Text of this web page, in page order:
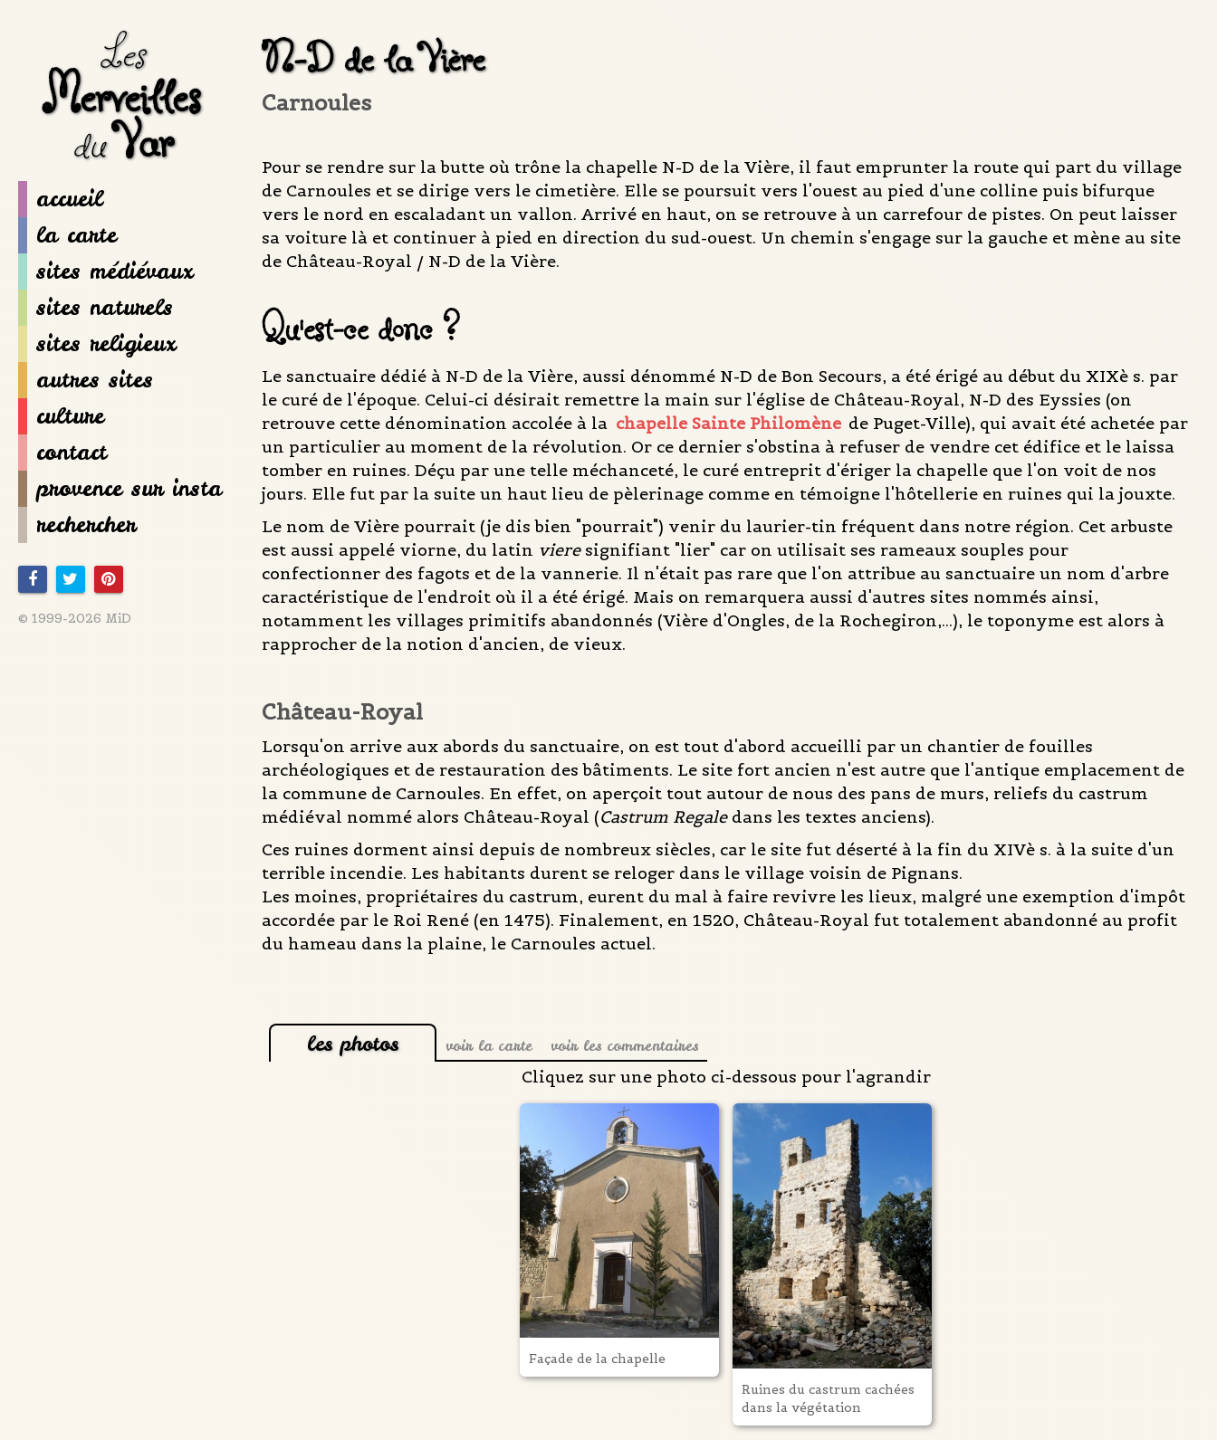
Les
Merveilles
duVar
accueil
la carte
sites médiévaux
sites naturels
sites religieux
autres sites
culture
contact
provence sur insta
rechercher
© 1999-2026 MiD
N-D de la Vière
Carnoules
Pour se rendre sur la butte où trône la chapelle N-D de la Vière, il faut emprunter la route qui part du village
de Carnoules et se dirige vers le cimetière. Elle se poursuit vers l'ouest au pied d'une colline puis bifurque
vers le nord en escaladant un vallon. Arrivé en haut, on se retrouve à un carrefour de pistes. On peut laisser
sa voiture là et continuer à pied en direction du sud-ouest. Un chemin s'engage sur la gauche et mène au site
de Château-Royal / N-D de la Vière.
Qu'est-ce donc ?
Le sanctuaire dédié à N-D de la Vière, aussi dénommé N-D de Bon Secours, a été érigé au début du XIXè s. par
le curé de l'époque. Celui-ci désirait remettre la main sur l'église de Château-Royal, N-D des Eyssies (on
retrouve cette dénomination accolée à la chapelle Sainte Philomène de Puget-Ville), qui avait été achetée par
un particulier au moment de la révolution. Or ce dernier s'obstina à refuser de vendre cet édifice et le laissa
tomber en ruines. Déçu par une telle méchanceté, le curé entreprit d'ériger la chapelle que l'on voit de nos
jours. Elle fut par la suite un haut lieu de pèlerinage comme en témoigne l'hôtellerie en ruines qui la jouxte.
Le nom de Vière pourrait (je dis bien "pourrait") venir du laurier-tin fréquent dans notre région. Cet arbuste
est aussi appelé viorne, du latin viere signifiant "lier" car on utilisait ses rameaux souples pour
confectionner des fagots et de la vannerie. Il n'était pas rare que l'on attribue au sanctuaire un nom d'arbre
caractéristique de l'endroit où il a été érigé. Mais on remarquera aussi d'autres sites nommés ainsi,
notamment les villages primitifs abandonnés (Vière d'Ongles, de la Rochegiron,...), le toponyme est alors à
rapprocher de la notion d'ancien, de vieux.
Château-Royal
Lorsqu'on arrive aux abords du sanctuaire, on est tout d'abord accueilli par un chantier de fouilles
archéologiques et de restauration des bâtiments. Le site fort ancien n'est autre que l'antique emplacement de
la commune de Carnoules. En effet, on aperçoit tout autour de nous des pans de murs, reliefs du castrum
médiéval nommé alors Château-Royal (Castrum Regale dans les textes anciens).
Ces ruines dorment ainsi depuis de nombreux siècles, car le site fut déserté à la fin du XIVè s. à la suite d'un
terrible incendie. Les habitants durent se reloger dans le village voisin de Pignans.
Les moines, propriétaires du castrum, eurent du mal à faire revivre les lieux, malgré une exemption d'impôt
accordée par le Roi René (en 1475). Finalement, en 1520, Château-Royal fut totalement abandonné au profit
du hameau dans la plaine, le Carnoules actuel.
les photos voir la carte voir les commentaires
Cliquez sur une photo ci-dessous pour l'agrandir
Façade de la chapelle
Ruines du castrum cachées
dans la végétation